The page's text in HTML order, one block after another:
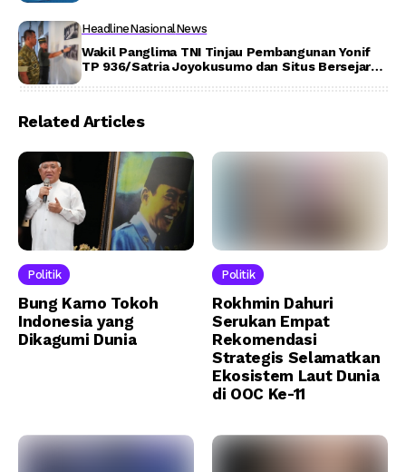
HeadlineNasionalNews
Wakil Panglima TNI Tinjau Pembangunan Yonif
TP 936/Satria Joyokusumo dan Situs Bersejarah
Related Articles
Politik
Bung Karno Tokoh
Indonesia yang
Dikagumi Dunia
Politik
Rokhmin Dahuri
Serukan Empat
Rekomendasi
Strategis Selamatkan
Ekosistem Laut Dunia
di OOC Ke-11